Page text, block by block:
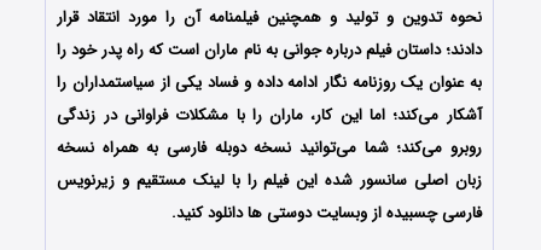
نحوه تدوین و تولید و همچنین فیلمنامه آن را مورد انتقاد قرار
دادند؛ داستان فیلم درباره جوانی به نام ماران است که راه پدر خود را
به عنوان یک روزنامه نگار ادامه داده و فساد یکی از سیاستمداران را
آشکار می‌کند؛ اما این کار، ماران را با مشکلات فراوانی در زندگی
روبرو می‌کند؛ شما می‌توانید نسخه دوبله فارسی به همراه نسخه
زبان اصلی سانسور شده این فیلم را با لینک مستقیم و زیرنویس
فارسی چسبیده از وبسایت دوستی ها دانلود کنید.